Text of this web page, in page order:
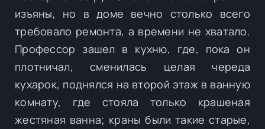
изъяны, но в доме вечно столько всего
требовало ремонта, а времени не хватало.
Профессор зашел в кухню, где, пока он
плотничал, сменилась целая череда
кухарок, поднялся на второй этаж в ванную
комнату, где стояла только крашеная
жестяная ванна; краны были такие старые,